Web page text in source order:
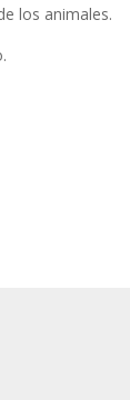
los animales.